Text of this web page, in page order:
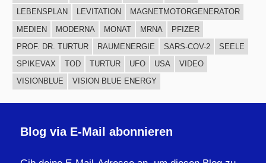
LEBENSPLAN
LEVITATION
MAGNETMOTORGENERATOR
MEDIEN
MODERNA MONAT MRNA
PFIZER
PROF. DR. TURTUR
RAUMENERGIE SARS-COV-2
SEELE
SPIKEVAX
TOD TURTUR UFO USA
VIDEO
VISIONBLUE
VISION BLUE ENERGY
Blog via E-Mail abonnieren